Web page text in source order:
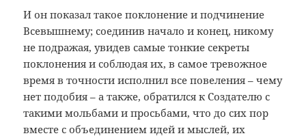
И он показал такое поклонение и подчинение
Всевышнему; соединив начало и конец, никому
не подражая, увидев самые тонкие секреты
поклонения и соблюдая их, в самое тревожное
время в точности исполнил все повеления – чему
нет подобия – а также, обратился к Создателю с
такими мольбами и просьбами, что до сих пор
вместе с объединением идей и мыслей, их